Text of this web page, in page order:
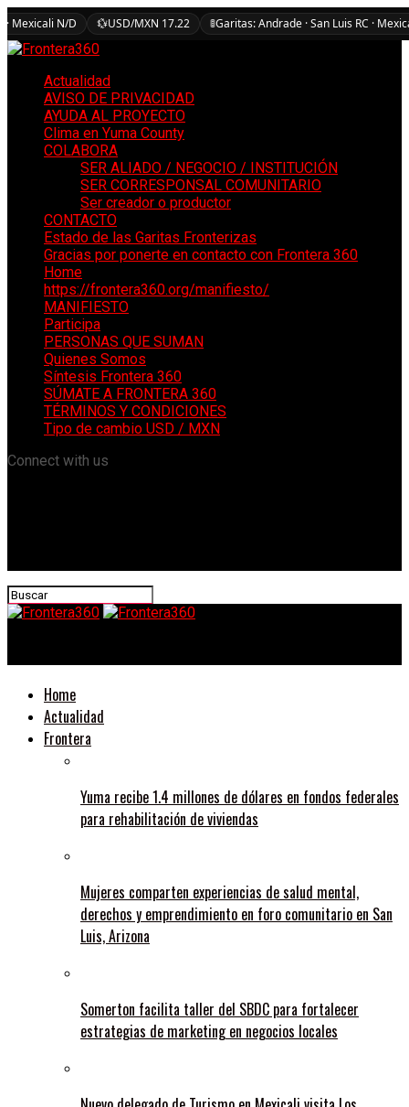
· Mexicali N/D 💱USD/MXN 17.22 🚦Garitas: Andrade · San Luis RC ·
Actualidad
AVISO DE PRIVACIDAD
AYUDA AL PROYECTO
Clima en Yuma County
COLABORA
SER ALIADO / NEGOCIO / INSTITUCIÓN
SER CORRESPONSAL COMUNITARIO
Ser creador o productor
CONTACTO
Estado de las Garitas Fronterizas
Gracias por ponerte en contacto con Frontera 360
Home
https://frontera360.org/manifiesto/
MANIFIESTO
Participa
PERSONAS QUE SUMAN
Quienes Somos
Síntesis Frontera 360
SÚMATE A FRONTERA 360
TÉRMINOS Y CONDICIONES
Tipo de cambio USD / MXN
Connect with us
Home
Actualidad
Frontera
Yuma recibe 1.4 millones de dólares en fondos federales
para rehabilitación de viviendas
Mujeres comparten experiencias de salud mental,
derechos y emprendimiento en foro comunitario en San
Luis, Arizona
Somerton facilita taller del SBDC para fortalecer
estrategias de marketing en negocios locales